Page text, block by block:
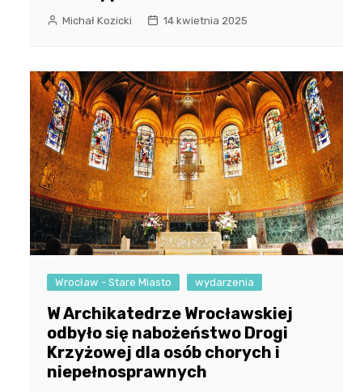
Michał Kozicki 14 kwietnia 2025
Wrocław - Stare Miasto wydarzenia
W Archikatedrze Wrocławskiej
odbyło się nabożeństwo Drogi
Krzyżowej dla osób chorych i
niepełnosprawnych